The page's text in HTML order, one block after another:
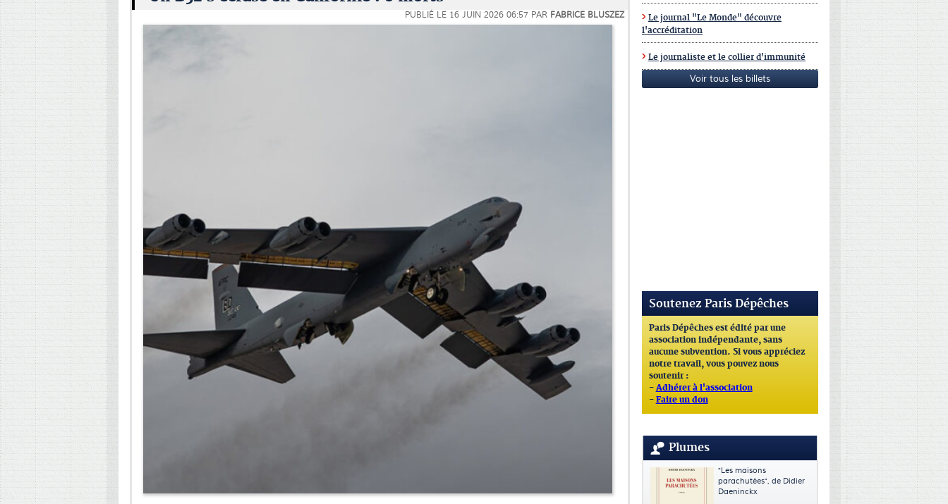
PUBLIÉ LE 16 JUIN 2026 06:57 PAR FABRICE BLUSZEZ
Le journal "Le Monde" découvre
l'accréditation
Le journaliste et le collier d'immunité
Voir tous les billets
Soutenez Paris Dépêches
Paris Dépêches est édité par une
association indépendante, sans
aucune subvention. Si vous appréciez
notre travail, vous pouvez nous
soutenir :
- Adhérer à l'association
- Faire un don
Plumes
"Les maisons
parachutées", de Didier
Daeninckx